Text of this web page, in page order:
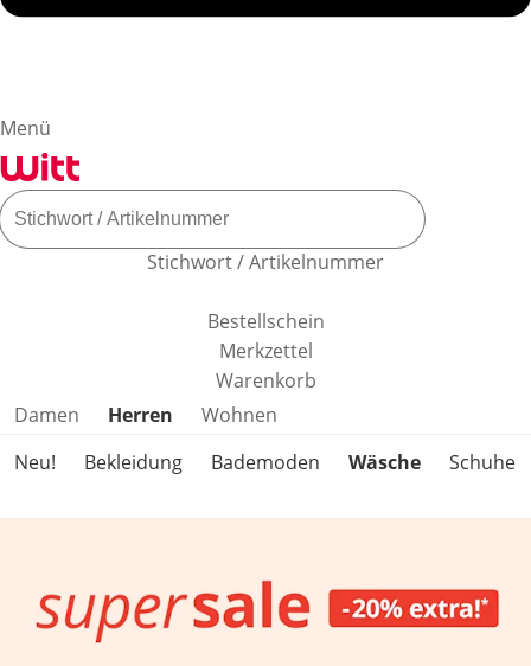
Menü
Stichwort / Artikelnummer
Bestellschein
Merkzettel
Warenkorb
Produktkategorien überspringen
Damen Herren
Wohnen
Neu!
Bekleidung Bademoden Wäsche Schuhe